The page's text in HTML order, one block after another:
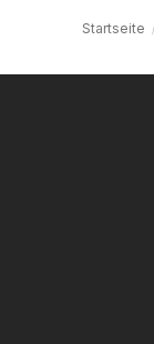
Startseite